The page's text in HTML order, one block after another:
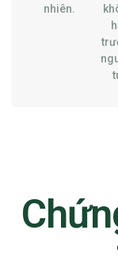
nhiên.